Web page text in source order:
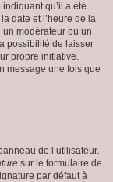
qu’il a été
date et l’heure de la
modérateur ou un
possibilité de laisser
propre initiative.
message une fois que
de l’utilisateur.
sur le formulaire de
par défaut à